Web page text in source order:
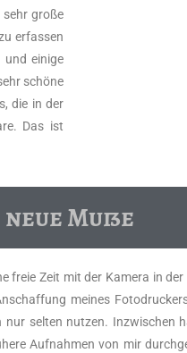
große
erfassen
und einige
schöne
die in der
Das ist
Muße
freie Zeit mit der Kamera in
meines
selten nutzen. Inzwischen
Aufnahmen von mir